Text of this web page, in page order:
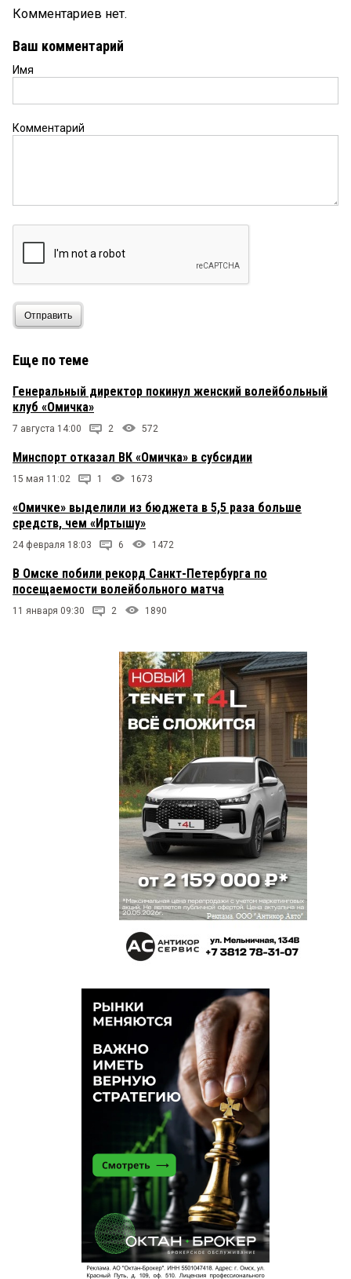
Комментариев нет.
Ваш комментарий
Имя
Комментарий
Отправить
Еще по теме
Генеральный директор покинул женский волейбольный
клуб «Омичка»
7 августа 14:00 2 572
Минспорт отказал ВК «Омичка» в субсидии
15 мая 11:02 1 1673
«Омичке» выделили из бюджета в 5,5 раза больше
средств, чем «Иртышу»
24 февраля 18:03 6 1472
В Омске побили рекорд Санкт-Петербурга по
посещаемости волейбольного матча
11 января 09:30 2 1890